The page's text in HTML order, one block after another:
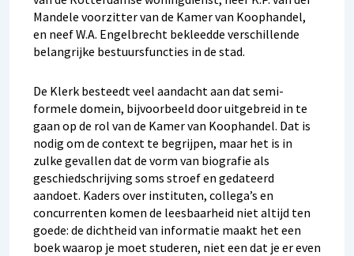
Mandele voorzitter van de Kamer van Koophandel,
en neef W.A. Engelbrecht bekleedde verschillende
belangrijke bestuursfuncties in de stad.
De Klerk besteedt veel aandacht aan dat semi-
formele domein, bijvoorbeeld door uitgebreid in te
gaan op de rol van de Kamer van Koophandel. Dat is
nodig om de context te begrijpen, maar het is in
zulke gevallen dat de vorm van biografie als
geschiedschrijving soms stroef en gedateerd
aandoet. Kaders over instituten, collega’s en
concurrenten komen de leesbaarheid niet altijd ten
goede: de dichtheid van informatie maakt het een
boek waarop je moet studeren, niet een dat je er even